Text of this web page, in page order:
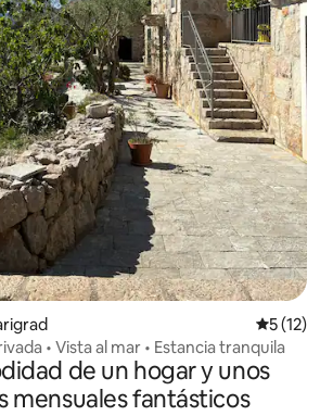
5 (12)
• Vista al mar • Estancia tranquila
de un hogar y unos
mensuales fantásticos